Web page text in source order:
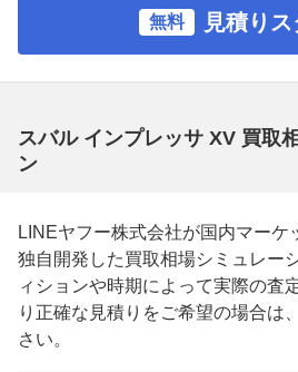
無料 見積りス
スバル インプレッサ XV 買取
ン
LINEヤフー株式会社が国内マーケ
独自開発した買取相場シミュレー
ィションや時期によって実際の査
り正確な見積りをご希望の場合は
さい。